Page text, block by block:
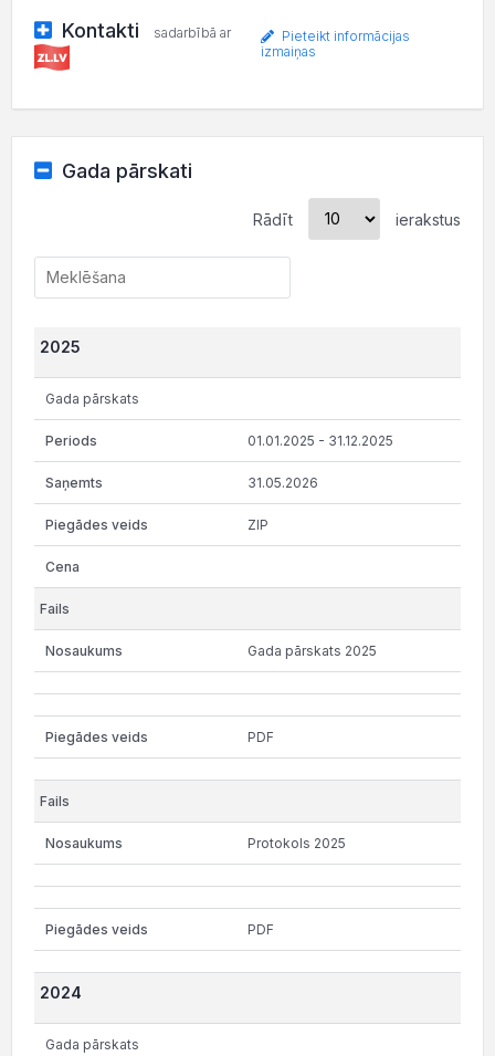
Kontakti sadarbībā ar
Pieteikt informācijas
izmaiņas
Gada pārskati
Rādīt ierakstus
2025
Gada pārskats
01.01.2025 - 31.12.2025
31.05.2026
ZIP
Gada pārskats 2025
PDF
Protokols 2025
PDF
2024
Gada pārskats